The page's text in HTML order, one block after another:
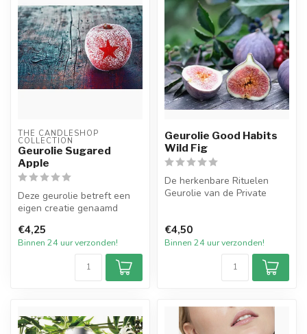
THE CANDLESHOP
COLLECTION
Geurolie Sugared
Apple
Deze geurolie betreft een
eigen creatie genaamd
geur...
€4,25
Binnen 24 uur verzonden!
Geurolie Good Habits
Wild Fig
De herkenbare Rituelen
Geurolie van de Private
€4,50
Binnen 24 uur verzonden!